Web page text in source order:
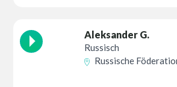
Aleksander G.
Russisch
Russische